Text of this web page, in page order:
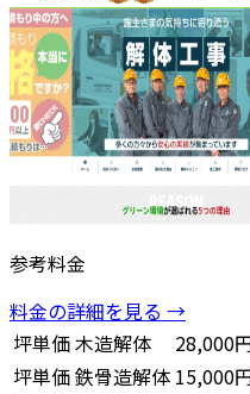
参考料金
料金の詳細を見る →
坪単価木造解体
28,000
坪単価鉄骨造解体 15,000